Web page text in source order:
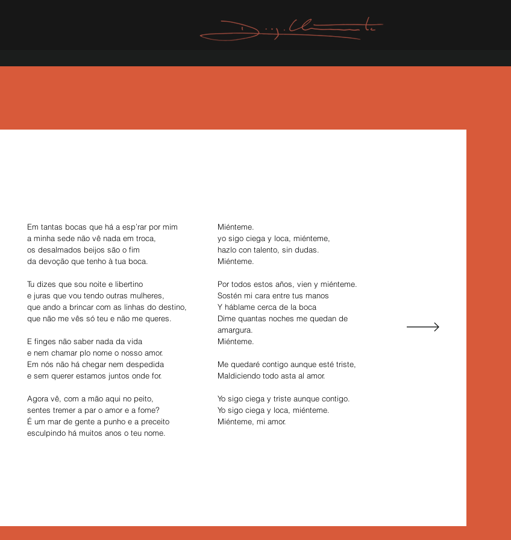
Em tantas bocas que há a esp’rar por mim
a minha sede não vê nada em troca,
os desalmados beijos são o fim
da devoção que tenho à tua boca.
Tu dizes que sou noite e libertino
e juras que vou tendo outras mulheres,
que ando a brincar com as linhas do destino,
que não me vês só teu e não me queres.
E finges não saber nada da vida
e nem chamar plo nome o nosso amor.
Em nós não há chegar nem despedida
e sem querer estamos juntos onde for.
Agora vê, com a mão aqui no peito,
sentes tremer a par o amor e a fome?
É um mar de gente a punho e a preceito
esculpindo há muitos anos o teu nome.
Miénteme.
yo sigo ciega y loca, miénteme,
hazlo con talento, sin dudas.
Miénteme.
Por todos estos años, vien y miénteme.
Sostén mi cara entre tus manos
Y háblame cerca de la boca
Dime quantas noches me quedan de
amargura.
Miénteme.
Me quedaré contigo aunque esté triste,
Maldiciendo todo asta al amor.
Yo sigo ciega y triste aunque contigo.
Yo sigo ciega y loca, miénteme.
Miénteme, mi amor.